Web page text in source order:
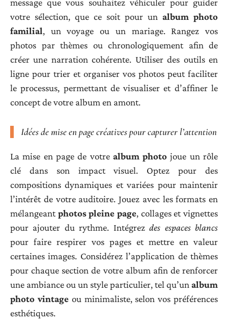
message que vous souhaitez véhiculer pour guider
votre sélection, que ce soit pour un album photo
familial, un voyage ou un mariage. Rangez vos
photos par thèmes ou chronologiquement afin de
créer une narration cohérente. Utiliser des outils en
ligne pour trier et organiser vos photos peut faciliter
le processus, permettant de visualiser et d’affiner le
concept de votre album en amont.
Idées de mise en page créatives pour capturer l’attention
La mise en page de votre album photo joue un rôle
clé dans son impact visuel. Optez pour des
compositions dynamiques et variées pour maintenir
l’intérêt de votre auditoire. Jouez avec les formats en
mélangeantphotos pleine page, collages et vignettes
pour ajouter du rythme. Intégrezdes espaces blancs
pour faire respirer vos pages et mettre en valeur
certaines images. Considérez l’application de thèmes
pour chaque section de votre album afin de renforcer
une ambiance ou un style particulier, tel qu’unalbum
photo vintageou minimaliste, selon vos préférences
esthétiques.